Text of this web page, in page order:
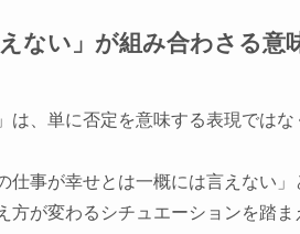
えない」が組み合わさる意
は、単に否定を意味する表現では
仕事が幸せとは一概には言えない
方が変わるシチュエーションを踏ま